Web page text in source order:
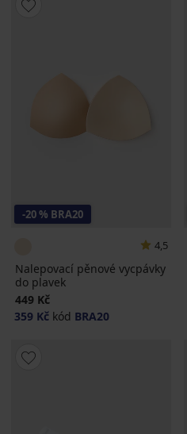
-20 % BRA20
4,5
Nalepovací pěnové vycpávky
do plavek
449 Kč
359 Kč kód BRA20